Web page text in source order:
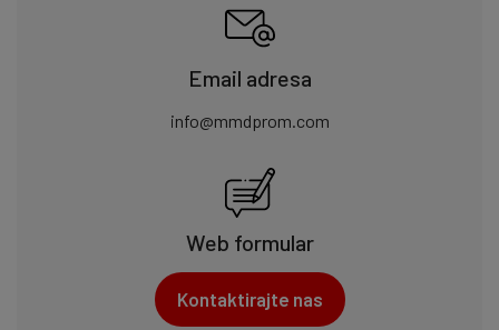
Email adresa
info@mmdprom.com
Web formular
Kontaktirajte nas